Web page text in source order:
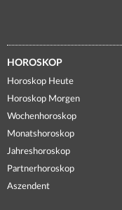
HOROSKOP
Horoskop Heute
Horoskop Morgen
Wochenhoroskop
Monatshoroskop
Jahreshoroskop
Partnerhoroskop
Aszendent